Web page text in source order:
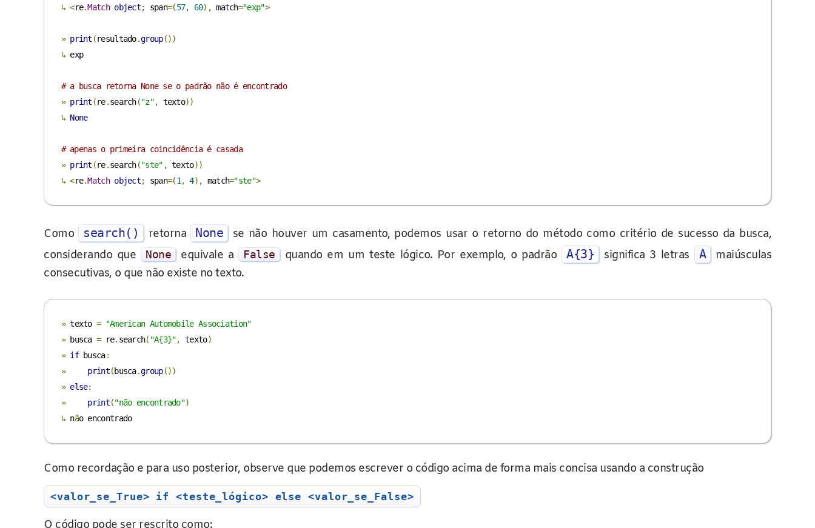
↳ <re.Match object; span=(57, 60), match="exp">
» print (resultado.group())
↳ exp
# a busca retorna None se o padrão não é encontrado
» print (re.search("z", texto))
↳ None
# apenas o primeira coincidência é casada
» print (re.search("ste" , texto))
↳ <re.Match object; span=(1 , 4), match="ste">
Como search() retorna None
se não houver um casamento, podemos usar o retorno do método como critério de sucesso da busca,
considerando que
None equivale a False quando em um teste lógico. Por exemplo, o padrão A{3} significa 3 letras A
maiúsculas
consecutivas, o que não existe no texto.
» texto =
"American Automobile Association"
» busca = re. search( "A{3}", texto)
» if busca:
»
print(busca.group())
» else:
»
print("não encontrado")
↳ não encontrado
Como recordação e para uso posterior, observe que podemos escrever o código acima de forma mais concisa usando a construção
<valor_se_True> if <teste_lógico> else <valor_se_False>
O código pode ser rescrito como: